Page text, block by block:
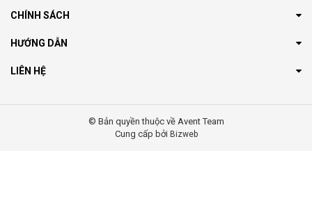
CHÍNH SÁCH
HƯỚNG DẪN
LIÊN HỆ
© Bản quyền thuộc về Avent Team
Cung cấp bởi Bizweb